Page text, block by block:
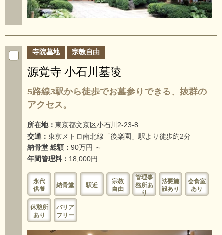
寺院墓地 宗教自由
源覚寺 小石川墓陵
5路線3駅から徒歩でお墓参りできる、抜群の
アクセス。
所在地： 東京都文京区小石川2-23-8
交通： 東京メトロ南北線「後楽園」駅より徒歩約2分
納骨堂 総額： 90万円 ～
年間管理料： 18,000円
永代
供養
納骨堂 駅近
宗教
自由
管理事
務所あ
り
法要施
設あり
会食室
あり
休憩所
あり
バリア
フリー